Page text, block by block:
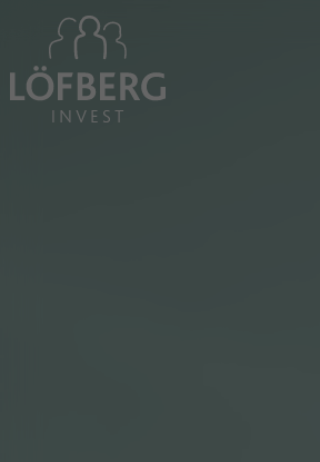
Till innehåll på sidan